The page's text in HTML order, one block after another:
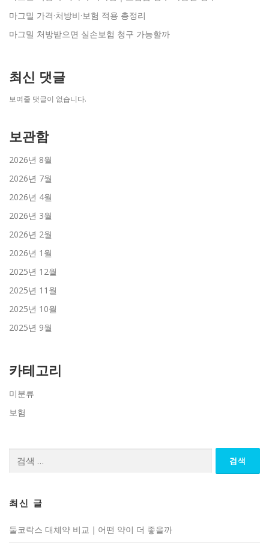
마그밀 가격·처방비·보험 적용 총정리
마그밀 처방받으면 실손보험 청구 가능할까
최신 댓글
보여줄 댓글이 없습니다.
보관함
2026년 8월
2026년 7월
2026년 4월
2026년 3월
2026년 2월
2026년 1월
2025년 12월
2025년 11월
2025년 10월
2025년 9월
카테고리
미분류
보험
최신 글
둘코락스 대체약 비교｜어떤 약이 더 좋을까